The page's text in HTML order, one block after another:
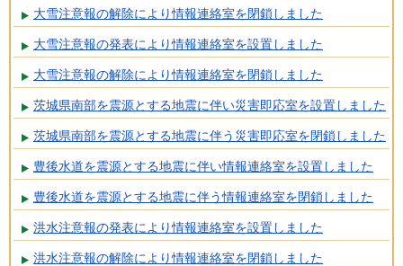
大雪注意報の解除により情報連絡室を閉鎖しました
大雪注意報の発表により情報連絡室を設置しました
大雪注意報の解除により情報連絡室を閉鎖しました
茨城県南部を震源とする地震に伴い災害即応室を設置しました
茨城県南部を震源とする地震に伴う災害即応室を閉鎖しました
豊後水道を震源とする地震に伴い情報連絡室を設置しました
豊後水道を震源とする地震に伴う情報連絡室を閉鎖しました
洪水注意報の発表により情報連絡室を設置しました
洪水注意報の解除により情報連絡室を閉鎖しました